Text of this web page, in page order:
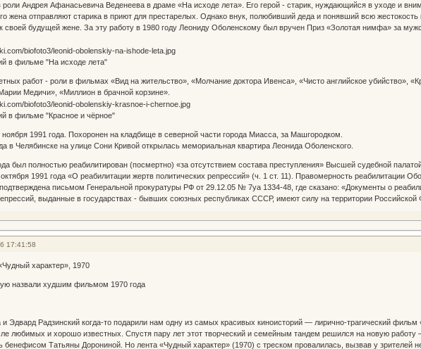
Андрея Афанасьевича Веденеева в драме «На исходе лета». Его герой - старик, нуждающийся в уходе и
жена отправляют старика в приют для престарелых. Однако внук, полюбивший деда и понявший всю жестокость
к своей будущей жене. За эту работу в 1980 году Леониду Оболенскому был вручен Приз «Золотая нимфа» за
в фильме "На исходе лета"
работ - роли в фильмах «Вид на жительство», «Молчание доктора Ивенса», «Чисто английское убийство»,
Медичи», «Миллион в брачной корзине».
в фильме "Красное и чёрное"
1991 года. Похоронен на кладбище в северной части города Миасса, за Машгородком.
в Челябинске на улице Сони Кривой открылась мемориальная квартира Леонида Оболенского.
был полностью реабилитирован (посмертно) «за отсутствием состава преступления» Высшей судебной
1991 года «О реабилитации жертв политических репрессий» (ч. 1 ст. 11). Правомерность реабилитации
письмом Генеральной прокуратуры РФ от 29.12.05 № 7уа 1334-48, где сказано: «Документы о
выданные в государствах - бывших союзных республиках СССР, имеют силу на территории Российской
17:41:58
характер», 1970
назвали худшим фильмом 1970 года
и Эдвард Радзинский когда-то подарили нам одну из самых красивых киноисторий — лирично-трагический
любимых и хорошо известных. Спустя пару лет этот творческий и семейным тандем решился на новую
бенефисом Татьяны Дорониной. Но лента «Чудный характер» (1970) с треском провалилась, вызвав у зрителей